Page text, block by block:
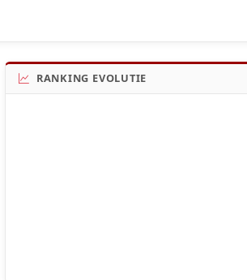
RANKING EVOLUTIE